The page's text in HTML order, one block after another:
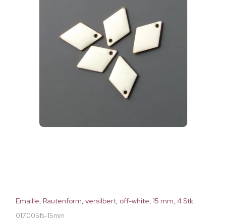
Emaille, Rautenform, versilbert, off-white, 15 mm, 4 Stk.
017005fs-15mm